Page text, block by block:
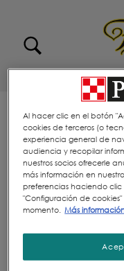
Menu
Menu Principal
para
Al hacer clic en el botón
cookies de terceros (o
experiencia general de
audiencia y recopilar
nuestros socios ofrecerle
más información en
preferencias haciendo
"Configuración de
momento. Más